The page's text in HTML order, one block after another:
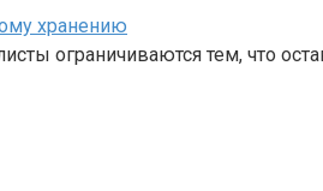
хранению
ограничиваются тем, что